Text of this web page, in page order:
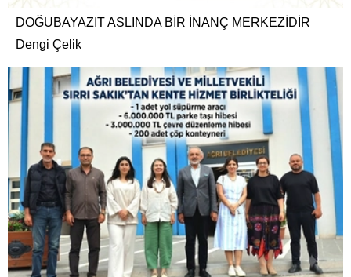
DOĞUBAYAZIT ASLINDA BİR İNANÇ MERKEZİDİR
Dengi Çelik